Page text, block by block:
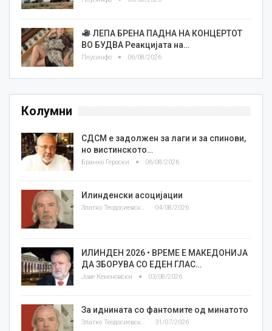
ЛЕПА БРЕНА ПАДНА НА КОНЦЕРТОТ
ВО БУДВА Реакцијата на…
Плусинфо 06/08/2026
Колумни
СДСМ е задолжен за лаги и за спинови,
но вистинското…
Бранко Героски 06/08/2026
Илинденски асоцијации
Златко Теодосиевски 04/08/2026
ИЛИНДЕН 2026 • ВРЕМЕ Е МАКЕДОНИЈА
ДА ЗБОРУВА СО ЕДЕН ГЛАС…
Јове Кекеновски 03/08/2026
За иднината со фантомите од минатото
Златко Теодосиевски 31/07/2026